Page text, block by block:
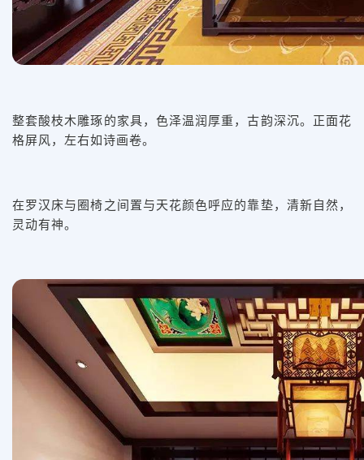
整套酸枝木雕琢的家具，色泽温润厚重，古韵深沉。正面花
格屏风，左右如诗画卷。
在罗汉床与圈椅之间置与天花颜色呼应的靠垫，清新自然，
灵动有神。